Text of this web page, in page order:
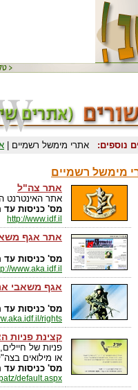
נוספים: אתרי מימשל רשמיים |
מימשל רשמיים
אתר צה"ל
אתר האינטרנט
מס' כניסות עד היום:
http://www.idf.il
אתר אגף
מס' כניסות עד
www.aka.idf.il
אגף משאבי
מס' כניסות עד
rights
קצינת פניות
פניות של
או מילואים
מס' כניסות עד
default.aspx